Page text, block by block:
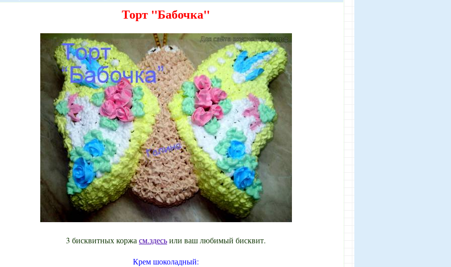
Торт "Бабочка"
3 бисквитных коржа см.здесьили ваш любимый бисквит.
Крем шоколадный: